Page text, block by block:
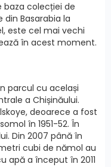
colecției de
Basarabia la
este cel mai vechi
în acest moment.
parcul cu același
a Chișinăului.
deoarece a fost
în 1951-52. În
Din 2007 până în
cubi de nămol au
apă a început în 2011